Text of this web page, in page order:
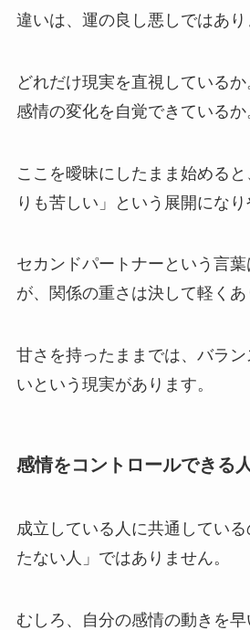
違いは、運の良し悪しではあり
どれだけ現実を直視している
感情の変化を自覚できているか
ここを曖昧にしたまま始める
りも苦しい」という展開になり
セカンドパートナーという言
が、関係の重さは決して軽くあ
甘さを持ったままでは、バラ
いという現実があります。
感情をコントロールできる
成立している人に共通してい
たない人」ではありません。
むしろ、自分の感情の動きを